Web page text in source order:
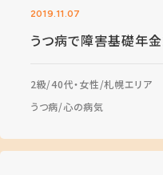
2019.11.07
うつ病で障害基礎年
2級 40代・女性 札幌エリア
うつ病 心の病気